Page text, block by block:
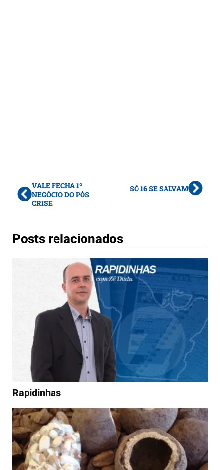
VALE FECHA 1º
NEGÓCIO DO PÓS
CRISE
SÓ 16 SE SALVAM
Posts relacionados
Rapidinhas